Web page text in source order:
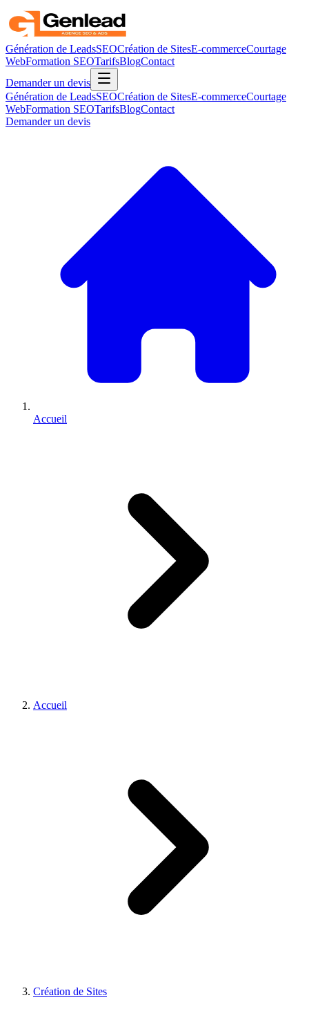
Génération de LeadsSEOCréation de SitesE-commerceCourtage
WebFormation SEOTarifsBlogContact
Demander un devis
Génération de LeadsSEOCréation de SitesE-commerceCourtage
WebFormation SEOTarifsBlogContact
Demander un devis
Accueil
Accueil
Création de Sites